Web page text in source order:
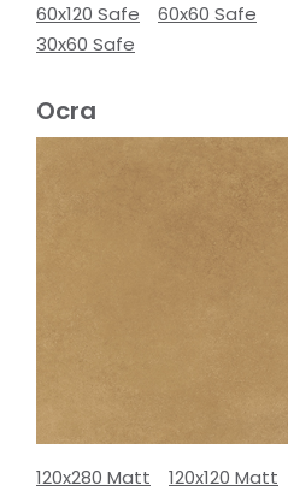
60x120 Safe
60x60 Safe
30x60 Safe
Ocra
120x280 Matt
120x120 Matt